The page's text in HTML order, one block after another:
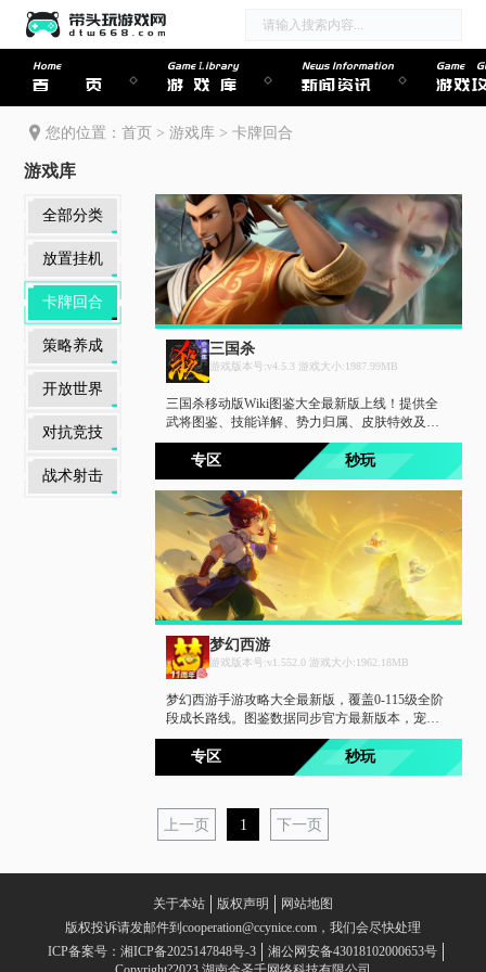
Home
首页
Game Library
游戏库
News Information
新闻资讯
Game
游戏
您的位置：首页 >游戏库 >卡牌回合
游戏库
全部分类
放置挂机
卡牌回合
策略养成
开放世界
对抗竞技
战术射击
三国杀
游戏版本号:v4.5.3 游戏大小:1987.99MB
三国杀移动版Wiki图鉴大全最新版上线！提供全
武将图鉴、技能详解、势力归属、皮肤特效及获
取方式，一键查询快速上手。同步攻略大全汇
总，身份局技巧、排位阵容搭配、活动场通关攻
略一网打尽，助你运筹帷幄决胜千里。
专区 秒玩
梦幻西游
游戏版本号:v1.552.0 游戏大小:1962.18MB
梦幻西游手游攻略大全最新版，覆盖0-115级全阶
段成长路线。图鉴数据同步官方最新版本，宠物
图鉴、法宝图鉴、变身卡图鉴一网打尽。每日更
新热门阵容与版本答案，让你轻松拿捏梦幻手
游。
专区 秒玩
上一页 1 下一页
关于本站 版权声明
网站地图
版权投诉请发邮件到cooperation@ccynice.com，我们会尽快处理
ICP备案号：湘ICP备2025147848号-3
湘公网安备43018102000653号